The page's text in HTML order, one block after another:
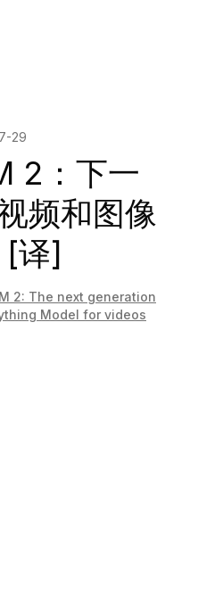
29
2：下一
频和图像
[译]
2: The next generation
Model for videos